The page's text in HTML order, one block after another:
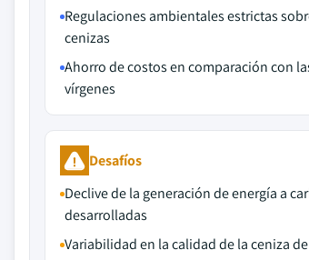
Regulaciones ambientales estrictas
cenizas
Ahorro de costos en comparación con
vírgenes
Desafíos
Declive de la generación de energía a
desarrolladas
Variabilidad en la calidad de la ceniza